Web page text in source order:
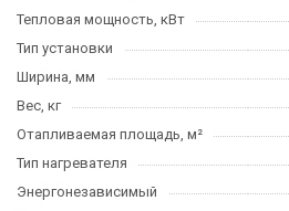
Тепловая мощность, кВт
Тип установки
Ширина, мм
Вес, кг
Отапливаемая площадь, м²
Тип нагревателя
Энергонезависимый